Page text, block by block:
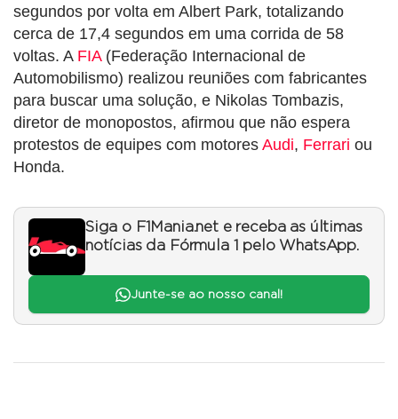
segundos por volta em Albert Park, totalizando
cerca de 17,4 segundos em uma corrida de 58
voltas. A FIA(Federação Internacional de
Automobilismo) realizou reuniões com fabricantes
para buscar uma solução, e Nikolas Tombazis,
diretor de monopostos, afirmou que não espera
protestos de equipes com motores Audi, Ferrari ou
Honda.
Siga o F1Mania.net e receba as últimas
notícias da Fórmula 1 pelo WhatsApp.
Junte-se ao nosso canal!